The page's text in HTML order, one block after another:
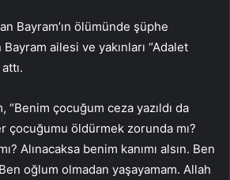
Bayram’ın ölümünde şüphe
ailesi ve yakınları “Adalet
“Benim çocuğum ceza yazıldı da
çocuğumu öldürmek zorunda mı?
Alınacaksa benim kanımı alsın. Ben
oğlum olmadan yaşayamam. Allah